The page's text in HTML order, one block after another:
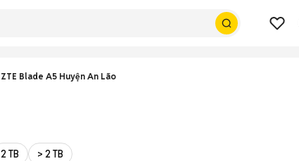
ZTE Blade A5 Huyện An Lão
2 TB > 2 TB